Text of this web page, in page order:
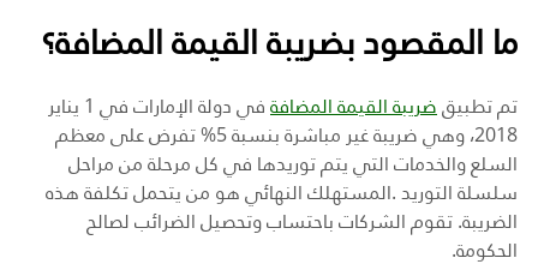
ما المقصود بضريبة القيمة المضافة؟
تم تطبيق ضريبة القيمة المضافة
في دولة الإمارات في 1 يناير
2018، وهي ضريبة غير مباشرة بنسبة 5% تفرض على معظم
السلع والخدمات التي يتم توريدها في كل مرحلة من مراحل
سلسلة التوريد .المستهلك النهائي هو من يتحمل تكلفة هذه
الضريبة. تقوم الشركات باحتساب وتحصيل الضرائب لصالح
الحكومة.